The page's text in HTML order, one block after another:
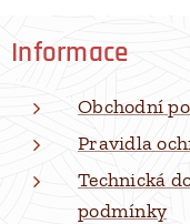
Informace
Obchodní
Pravidla
Technická
podmínky